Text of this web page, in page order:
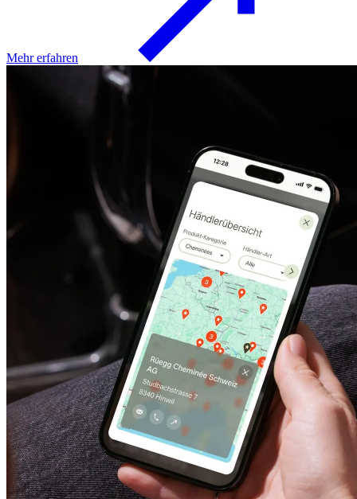
Mehr erfahren